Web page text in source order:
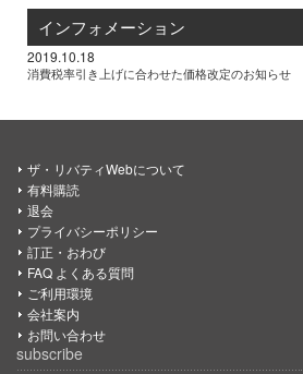
インフォメーション
2019.10.18
消費税率引き上げに合わせた価格改定のお知らせ
ザ・リバティWebについて
有料購読
退会
プライバシーポリシー
訂正・おわび
FAQ よくある質問
ご利用環境
会社案内
お問い合わせ
subscribe